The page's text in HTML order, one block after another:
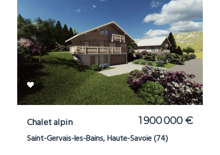
Chalet alpin 1 900 000 €
Saint-Gervais-les-Bains, Haute-Savoie (74)